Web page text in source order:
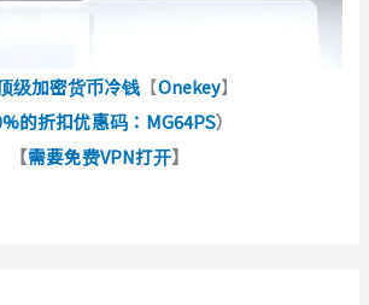
级加密货币冷钱 【Onekey】
的折扣优惠码：MG64PS）
【需要免费VPN打开】